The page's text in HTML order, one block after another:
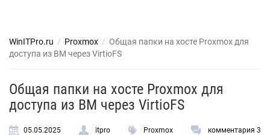
WinITPro.ru / Proxmox / Общая папки на хосте Proxmox для
доступа из ВМ через VirtioFS
Общая папки на хосте Proxmox для
доступа из ВМ через VirtioFS
05.05.2025 itpro Proxmox комментария 3